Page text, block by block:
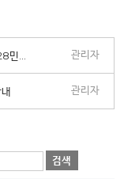
관리자
관리자
검색